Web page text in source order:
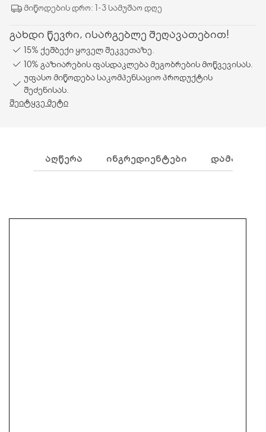
მიწოდების დრო: 1-3 სამუშაო დღე
გახდი წევრი, ისარგებლე შეღავათებით!
15% ქეშბექი ყოველ შეკვეთაზე.
10% გაზიარების ფასდაკლება მეგობრების მოწვევისას.
უფასო მიწოდება საკომპენსაციო პროდუქტის
შეძენისას.
შეიტყვე მეტი
ᲐᲦᲬᲔᲠᲐ ᲘᲜᲒᲠᲔᲓᲘᲔᲜᲢᲔᲑᲘ